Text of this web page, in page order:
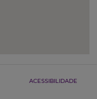
ACESSIBILIDADE